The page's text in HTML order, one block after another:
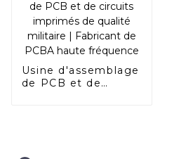
Usine d'assemblage
de PCB et de